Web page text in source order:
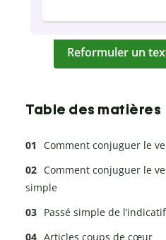
Reformuler un
Table des matières
Comment conjuguer le
Comment conjuguer le
simple
Passé simple de
Articles coups de cœur